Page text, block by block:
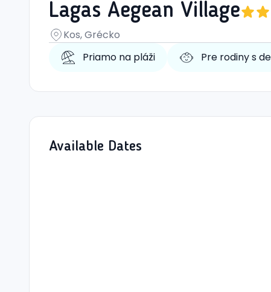
Lagas Aegean Village
Kos, Grécko
Priamo na pláži
Pre rodiny s
Available Dates